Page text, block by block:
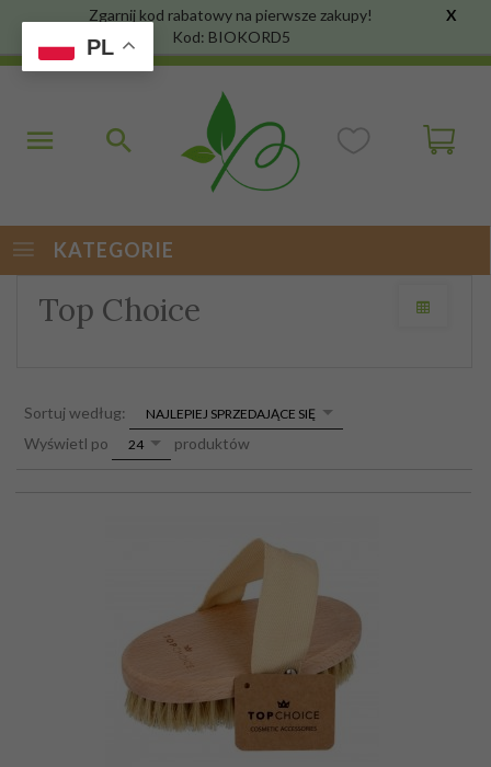
Zgarnij kod rabatowy na pierwsze zakupy!
Kod: BIOKORD5
X
KATEGORIE
Top Choice
Sortuj według: sortNAJLEPIEJ SPRZEDAJĄCE SIĘ
Wyświetl po pop24 produktów
PL